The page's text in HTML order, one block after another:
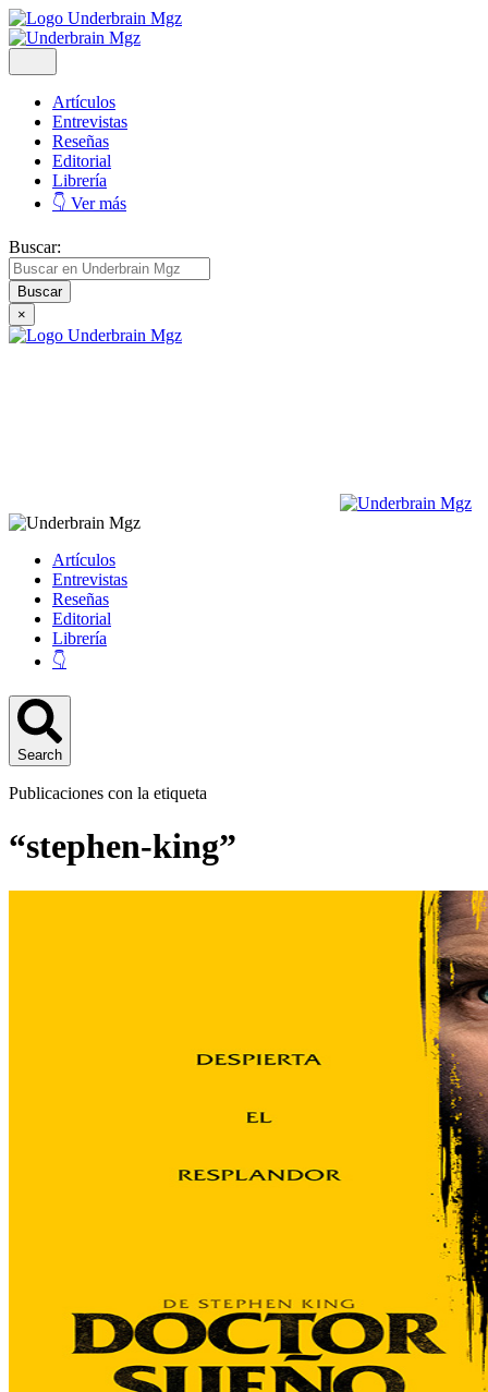
Artículos
Entrevistas
Reseñas
Editorial
Librería
👇 Ver más
Buscar:
×
Artículos
Entrevistas
Reseñas
Editorial
Librería
👇
Search
Publicaciones con la etiqueta
“stephen-king”